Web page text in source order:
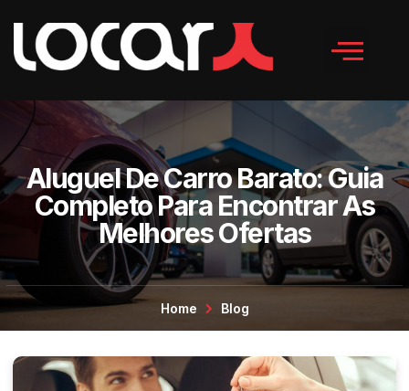
Aluguel De Carro Barato: Guia
Completo Para Encontrar As
Melhores Ofertas
Home Blog